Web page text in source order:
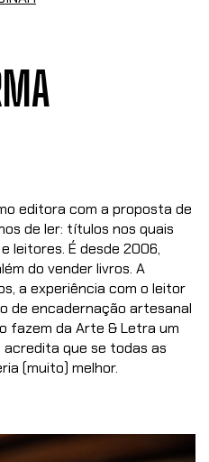
editora com a proposta de
de ler: títulos nos quais
leitores. É desde 2006,
do vender livros. A
a experiência com o leitor
de encadernação artesanal
fazem da Arte & Letra um
que se todas as
(muito) melhor.